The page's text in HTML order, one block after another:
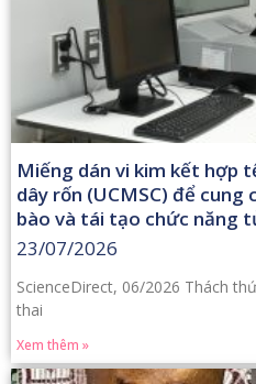
Miếng dán vi kim kết hợp
dây rốn (UCMSC) để
bào và tái tạo chức năng
23/07/2026
ScienceDirect, 06/2026 Thách
thai
Xem thêm »